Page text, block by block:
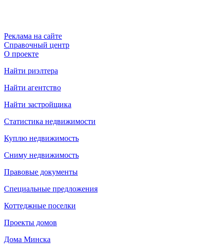
Реклама на сайте
Справочный центр
О проекте
Найти риэлтера
Найти агентство
Найти застройщика
Статистика недвижимости
Куплю недвижимость
Сниму недвижимость
Правовые документы
Специальные предложения
Коттеджные поселки
Проекты домов
Дома Минска